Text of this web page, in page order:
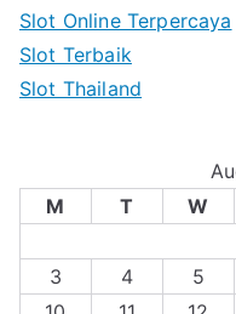
Slot Online Terpercaya
Slot Terbaik
Slot Thailand
M
T W
3
4 5